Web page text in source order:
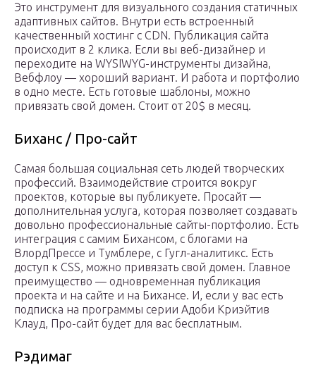
Это инструмент для визуального создания статичных
адаптивных сайтов. Внутри есть встроенный
качественный хостинг с CDN. Публикация сайта
происходит в 2 клика. Если вы веб-дизайнер и
переходите на WYSIWYG-инструменты дизайна,
Вебфлоу — хороший вариант. И работа и портфолио
в одно месте. Есть готовые шаблоны, можно
привязать свой домен. Стоит от 20$ в месяц.
Биханс / Про-сайт
Самая большая социальная сеть людей творческих
профессий. Взаимодействие строится вокруг
проектов, которые вы публикуете. Просайт —
дополнительная услуга, которая позволяет создавать
довольно профессиональные сайты-портфолио. Есть
интеграция с самим Бихансом, с блогами на
ВлордПрессе и Тумблере, с Гугл-аналитикс. Есть
доступ к CSS, можно привязать свой домен. Главное
преимущество — одновременная публикация
проекта и на сайте и на Бихансе. И, если у вас есть
подписка на программы серии Адоби Криэйтив
Клауд, Про-сайт будет для вас бесплатным.
Рэдимаг